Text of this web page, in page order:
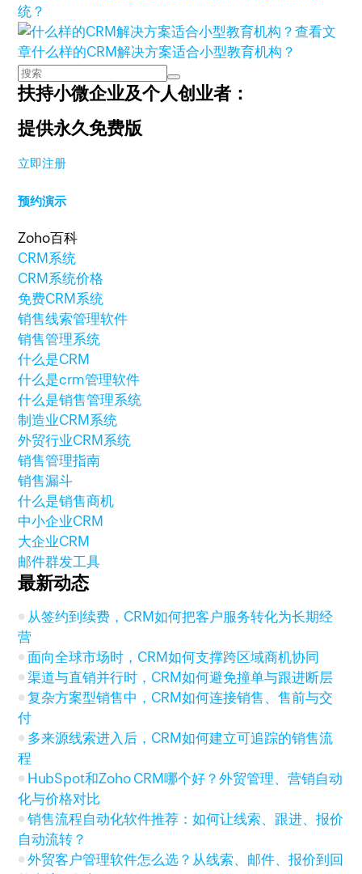
统？
查看文
章什么样的CRM解决方案适合小型教育机构？
扶持小微企业及个人创业者：
提供永久免费版
立即注册
预约演示
Zoho百科
CRM系统
CRM系统价格
免费CRM系统
销售线索管理软件
销售管理系统
什么是CRM
什么是crm管理软件
什么是销售管理系统
制造业CRM系统
外贸行业CRM系统
销售管理指南
销售漏斗
什么是销售商机
中小企业CRM
大企业CRM
邮件群发工具
最新动态
从签约到续费，CRM如何把客户服务转化为长期经
营
面向全球市场时，CRM如何支撑跨区域商机协同
渠道与直销并行时，CRM如何避免撞单与跟进断层
复杂方案型销售中，CRM如何连接销售、售前与交
付
多来源线索进入后，CRM如何建立可追踪的销售流
程
HubSpot和Zoho CRM哪个好？外贸管理、营销自动
化与价格对比
销售流程自动化软件推荐：如何让线索、跟进、报价
自动流转？
外贸客户管理软件怎么选？从线索、邮件、报价到回